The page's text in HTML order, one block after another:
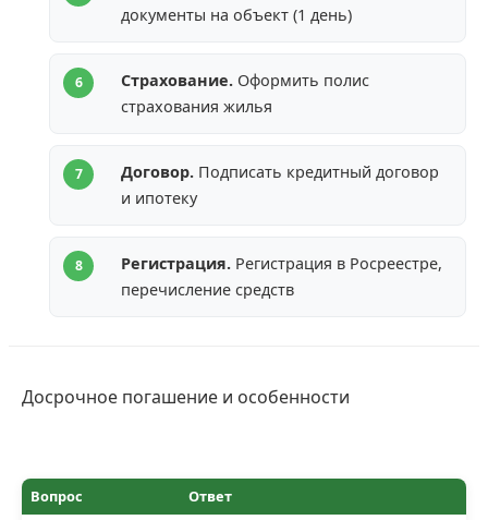
документы на объект (1 день)
Страхование. Оформить полис
страхования жилья
Договор. Подписать кредитный договор
и ипотеку
Регистрация. Регистрация в Росреестре,
перечисление средств
Досрочное погашение и особенности
Вопрос
Ответ